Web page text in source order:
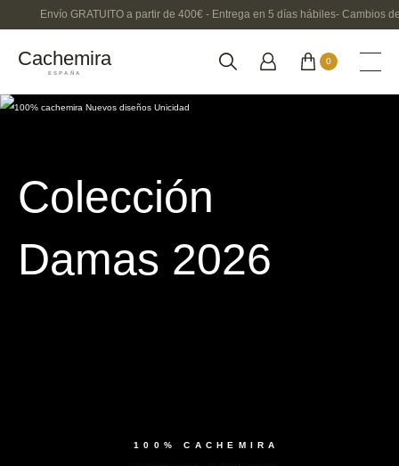
Envío GRATUITO a partir de 400€ - Entrega en 5 días hábiles- Cambios
Cachemira
ESPAÑA
0
Colección
Damas 2026
100% CACHEMIRA